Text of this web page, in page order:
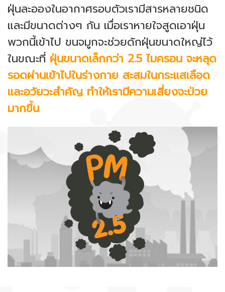
ฝุ่นละอองในอากาศรอบตัวเรามีสารหลายชนิด
และมีขนาดต่างๆ กัน เมื่อเราหายใจสูดเอาฝุ่น
พวกนี้เข้าไป ขนจมูกจะช่วยดักฝุ่นขนาดใหญ่ไว้
ในขณะที่ ฝุ่นขนาดเล็กกว่า 2.5 ไมครอน จะหลุด
รอดผ่านเข้าไปในร่างกาย สะสมในกระแสเลือด
และอวัยวะสำคัญ ทำให้เรามีความเสี่ยงจะป่วย
มากขึ้น